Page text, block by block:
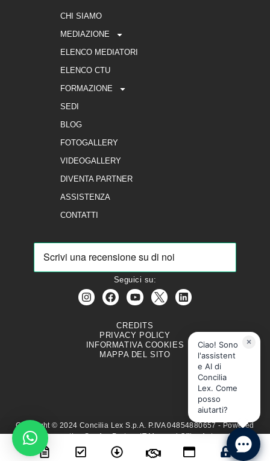
CHI SIAMO
MEDIAZIONE
ELENCO MEDIATORI
ELENCO CTU
FORMAZIONE
SEDI
BLOG
FOTOGALLERY
VIDEOGALLERY
DIVENTA PARTNER
ASSISTENZA
CONTATTI
Seguici su:
CREDITS
PRIVACY POLICY
INFORMATIVA COOKIES
MAPPA DEL SITO
Copyright © 2024 Concilia Lex S.p.A. P.IVA 04854880657 - Powered
By Brain Computing S.p.A. - Partner IT Mancusi Office Automation s.r.l.
- info@mancusisrl.it
Ciao! Sono
l'assistent
e AI di
Concilia
Lex. Come
posso
aiutarti?
×